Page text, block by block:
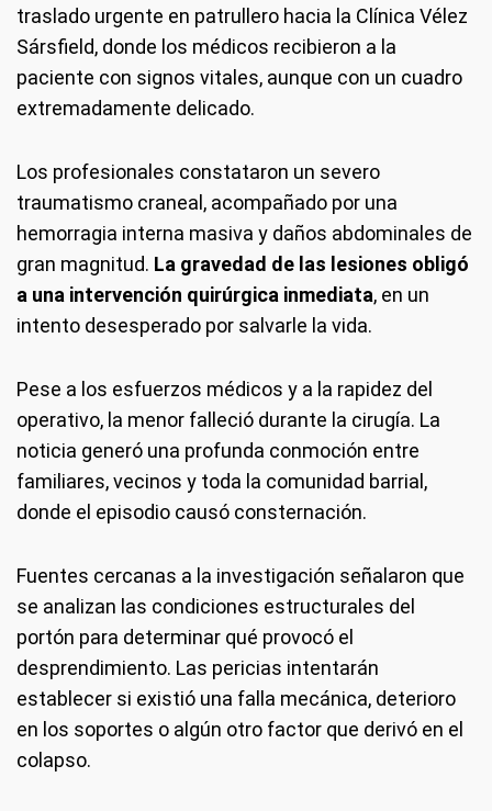
traslado urgente en patrullero hacia la Clínica Vélez
Sársfield, donde los médicos recibieron a la
paciente con signos vitales, aunque con un cuadro
extremadamente delicado.
Los profesionales constataron un severo
traumatismo craneal, acompañado por una
hemorragia interna masiva y daños abdominales de
gran magnitud. La gravedad de las lesiones obligó
a una intervención quirúrgica inmediata, en un
intento desesperado por salvarle la vida.
Pese a los esfuerzos médicos y a la rapidez del
operativo, la menor falleció durante la cirugía. La
noticia generó una profunda conmoción entre
familiares, vecinos y toda la comunidad barrial,
donde el episodio causó consternación.
Fuentes cercanas a la investigación señalaron que
se analizan las condiciones estructurales del
portón para determinar qué provocó el
desprendimiento. Las pericias intentarán
establecer si existió una falla mecánica, deterioro
en los soportes o algún otro factor que derivó en el
colapso.